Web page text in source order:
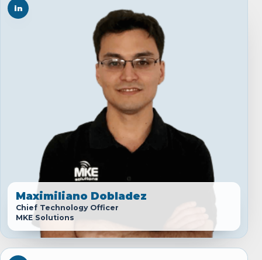
in
Maximiliano Dobladez
Chief Technology Officer
MKE Solutions